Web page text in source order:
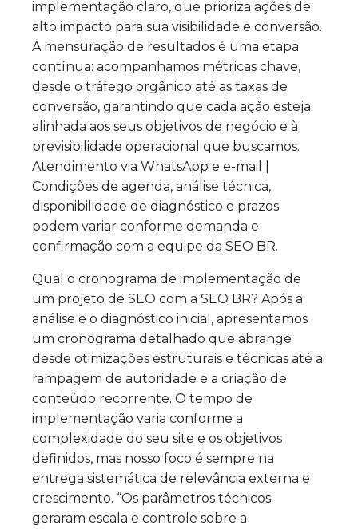
implementação claro, que prioriza ações de
alto impacto para sua visibilidade e conversão.
A mensuração de resultados é uma etapa
contínua: acompanhamos métricas chave,
desde o tráfego orgânico até as taxas de
conversão, garantindo que cada ação esteja
alinhada aos seus objetivos de negócio e à
previsibilidade operacional que buscamos.
Atendimento via WhatsApp e e-mail |
Condições de agenda, análise técnica,
disponibilidade de diagnóstico e prazos
podem variar conforme demanda e
confirmação com a equipe da SEO BR.
Qual o cronograma de implementação de
um projeto de SEO com a SEO BR? Após a
análise e o diagnóstico inicial, apresentamos
um cronograma detalhado que abrange
desde otimizações estruturais e técnicas até a
rampagem de autoridade e a criação de
conteúdo recorrente. O tempo de
implementação varia conforme a
complexidade do seu site e os objetivos
definidos, mas nosso foco é sempre na
entrega sistemática de relevância externa e
crescimento. “Os parâmetros técnicos
geraram escala e controle sobre a